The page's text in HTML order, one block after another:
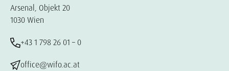
Arsenal, Objekt 20
1030 Wien
+43 1 798 26 01 – 0
office@wifo.ac.at